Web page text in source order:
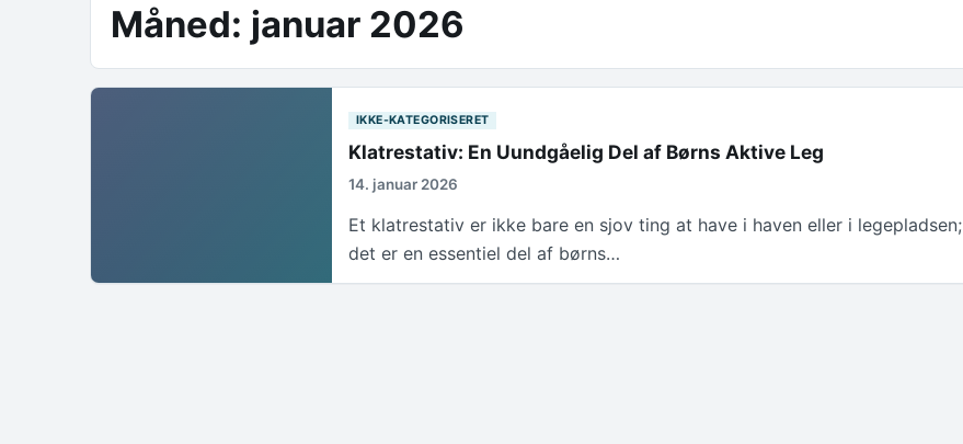
Måned: januar 2026
IKKE-KATEGORISERET
Klatrestativ: En Uundgåelig Del af Børns Aktive Leg
14. januar 2026
Et klatrestativ er ikke bare en sjov ting at have i haven eller i legepladsen;
det er en essentiel del af børns…